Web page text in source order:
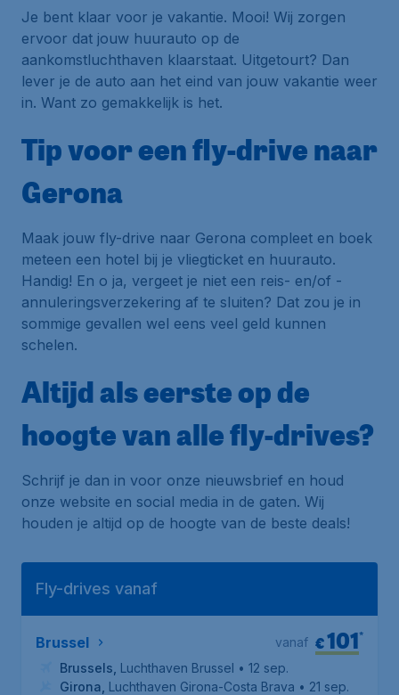
Je bent klaar voor je vakantie. Mooi! Wij zorgen
ervoor dat jouw huurauto op de
aankomstluchthaven klaarstaat. Uitgetourt? Dan
lever je de auto aan het eind van jouw vakantie weer
in. Want zo gemakkelijk is het.
Tip voor een fly-drive naar
Gerona
Maak jouw fly-drive naar Gerona compleet en boek
meteen een hotel bij je vliegticket en huurauto.
Handig! En o ja, vergeet je niet een reis- en/of -
annuleringsverzekering af te sluiten? Dat zou je in
sommige gevallen wel eens veel geld kunnen
schelen.
Altijd als eerste op de
hoogte van alle fly-drives?
Schrijf je dan in voor onze nieuwsbrief en houd
onze website en social media in de gaten. Wij
houden je altijd op de hoogte van de beste deals!
Fly-drives vanaf
Brussel €101*
vanaf
Brussels Luchthaven Brussel • 12 sep.
Girona Luchthaven Girona-Costa Brava • 21 sep.